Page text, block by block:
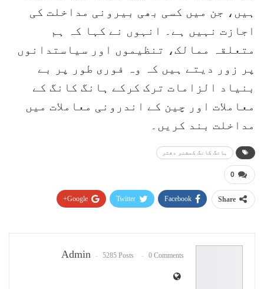
ہیں، جن میں کسی بھی بیرونی مداخلت کی
اجازت نہیں ہے۔ انہوں نے کہا کہ ہم
متعلقہ ممالک، تنظیموں اور سیاستدانوں
پر زور دیتے ہیں کہ وہ فوری طور پر بے
بنیاد الزامات ترک کرکے ہانگ کانگ کے
معاملات اور چین کے اندرونی معاملات میں
مداخلت بند کریں۔
ہانگ کانگ کمشنر دفتر
0
Share
Facebook
Twitter
Google+
Admin 5285 Posts 0 Comments